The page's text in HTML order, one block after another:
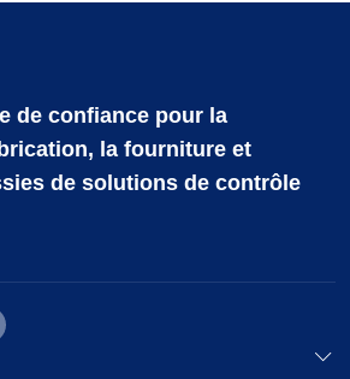
de confiance pour la
la fourniture et
de solutions de contrôle